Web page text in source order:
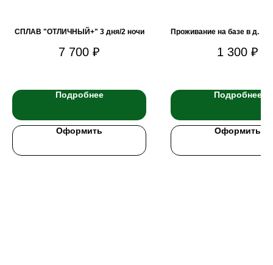
СПЛАВ "ОТЛИЧНЫЙ+" 3 дня/2 ночи
7 700 ₽
Подробнее
Оформить
Проживание на базе в д.
1 300 ₽
Подробнее
Оформить